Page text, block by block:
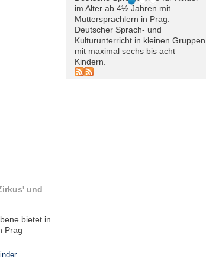
und
bietet in
Prag
im Alter ab 4½ Jahren mit
Muttersprachlern in Prag.
Deutscher Sprach- und
Kulturunterricht in kleinen Gruppen
mit maximal sechs bis acht
Kindern.